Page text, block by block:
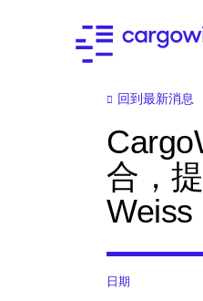
回到最新消息
合，
Weiss
日期